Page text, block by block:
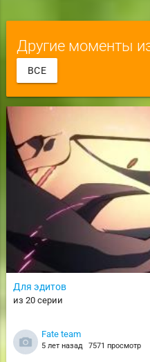
Другие моменты
ВСЕ
Для эдитов
из 20 серии
Fate team
5 лет назад 7571 просмотр